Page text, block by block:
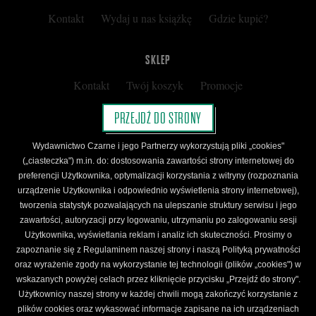
Kontakt Wydaj u nas książkę Gdzie kupić?
SKLEP
Kontakt Twój koszyk
Promocje
Kup kartę podarunkową
Nota prawna
Regulamin
Polityka prywatności
Regulamin Klubu Czarnego
Regulamin Karty Podarunkowej
ŚLEDŹ CZARNE
Facebook YouTube Instagram Newsletter
Wydawnictwo Czarne. Wszelkie prawa zastrzeżone. Projekt:Fajne Chłopaki,logo
wydawnictwa: Kamil Targosz.
PRZEJDŹ DO STRONY
Wydawnictwo Czarne i jego Partnerzy wykorzystują pliki „cookies"
(„ciasteczka") m.in. do: dostosowania zawartości strony internetowej do
preferencji Użytkownika, optymalizacji korzystania z witryny (rozpoznania
urządzenie Użytkownika i odpowiednio wyświetlenia strony internetowej),
tworzenia statystyk pozwalających na ulepszanie struktury serwisu i jego
zawartości, autoryzacji przy logowaniu, utrzymaniu po zalogowaniu sesji
Użytkownika, wyświetlania reklam i analiz ich skuteczności. Prosimy o
zapoznanie się z Regulaminem naszej strony i naszą Polityką prywatności
oraz wyrażenie zgody na wykorzystanie tej technologii (plików „cookies") w
wskazanych powyżej celach przez kliknięcie przycisku „Przejdź do strony".
Użytkownicy naszej strony w każdej chwili mogą zakończyć korzystanie z
plików cookies oraz wykasować informacje zapisane na ich urządzeniach